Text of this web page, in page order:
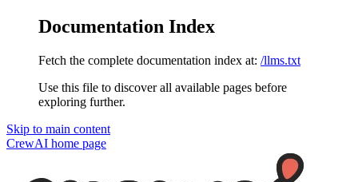
Documentation Index
Fetch the complete documentation index at: /llms.txt
Use this file to discover all available pages before
exploring further.
Skip to main content
CrewAI home page